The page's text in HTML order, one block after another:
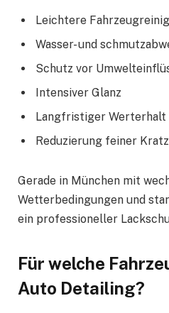
Leichtere
Wasser- und
Schutz vor
Intensiver Glanz
Langfristiger Werterhalt
Reduzierung feiner
Gerade in München mit
Wetterbedingungen und
ein professioneller
Für welche
Auto Detailing?